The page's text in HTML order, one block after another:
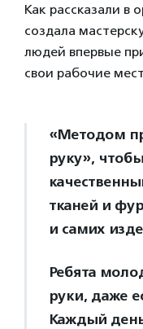
Как рассказали в
создала
людей впервые
свои рабочие
«Методом
руку»,
тканей и
и самих
Ребята
руки, даже
Каждый